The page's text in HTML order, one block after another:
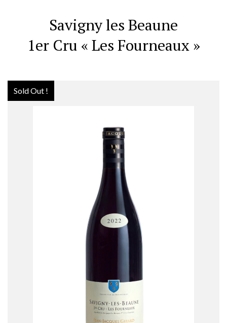
Savigny les Beaune
1er Cru « Les Fourneaux »
Sold Out !